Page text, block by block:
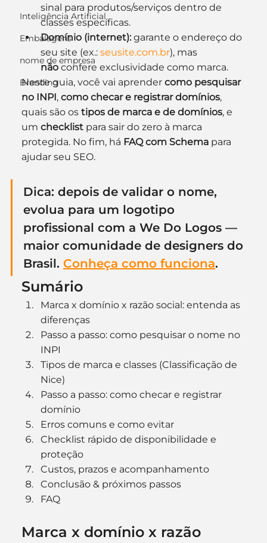
Inteligência Artificial
Embalagens
nome de empresa
Branding
sinal para produtos/serviços dentro de
classes específicas.
Domínio (internet): garante o endereço do
seu site (ex.: seusite.com.br), mas
não confere exclusividade como marca.
Neste guia, você vai aprender como pesquisar
no INPI, como checar e registrar domínios,
quais são os tipos de marca e de domínios, e
um checklist para sair do zero à marca
protegida. No fim, há FAQ com Schema para
ajudar seu SEO.
Dica: depois de validar o nome,
evolua para um logotipo
profissional com a We Do Logos —
maior comunidade de designers do
Brasil. Conheça como funciona.
Sumário
Marca x domínio x razão social: entenda as
diferenças
Passo a passo: como pesquisar o nome no
INPI
Tipos de marca e classes (Classificação de
Nice)
Passo a passo: como checar e registrar
domínio
Erros comuns e como evitar
Checklist rápido de disponibilidade e
proteção
Custos, prazos e acompanhamento
Conclusão & próximos passos
FAQ
Marca x domínio x razão